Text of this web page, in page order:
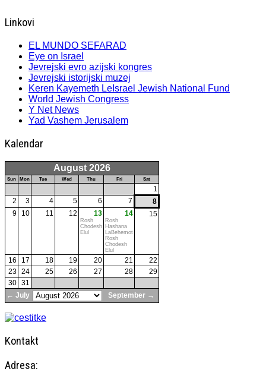
Linkovi
EL MUNDO SEFARAD
Eye on Israel
Jevrejski evro azijski kongres
Jevrejski istorijski muzej
Keren Kayemeth LeIsrael Jewish National Fund
World Jewish Congress
Y Net News
Yad Vashem Jerusalem
Kalendar
August 2026
Sun Mon Tue Wed Thu Fri Sat
1
2
3 4 5 6 7
8
9
10 11 12 13
Rosh
Chodesh
Elul
14
Rosh
Hashana
LaBehemot
Rosh
Chodesh
Elul
15
16 17 18 19 20 21
22
23 24 25 26 27 28
29
30 31
← July
September →
Kontakt
Adresa: